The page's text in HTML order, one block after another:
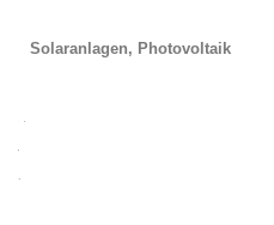
Solaranlagen, Photovoltaik